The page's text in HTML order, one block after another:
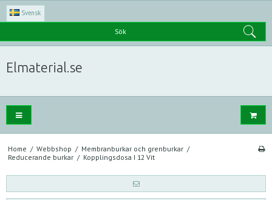
Svensk
Sök
Elmaterial.se
Home / Webbshop / Membranburkar och grenburkar /
Reducerande burkar / Kopplingsdosa I 12 Vit